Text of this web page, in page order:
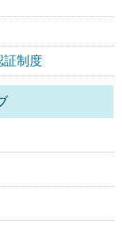
証制度